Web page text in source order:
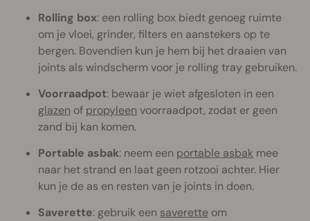
Rolling box: een rolling box biedt genoeg ruimte
om je vloei, grinder, filters en aanstekers op te
bergen. Bovendien kun je hem bij het draaien van
joints als windscherm voor je rolling tray gebruiken.
Voorraadpot: bewaar je wiet afgesloten in een
glazen of propyleen voorraadpot, zodat er geen
zand bij kan komen.
Portable asbak: neem een portable asbak mee
naar het strand en laat geen rotzooi achter. Hier
kun je de as en resten van je joints in doen.
Saverette: gebruik een saverette om